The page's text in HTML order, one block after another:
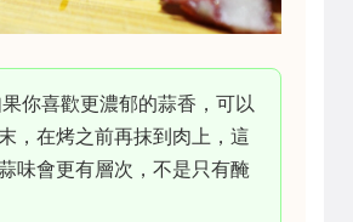
你喜歡更濃郁的蒜香，可以
，在烤之前再抹到肉上，這
味會更有層次，不是只有醃